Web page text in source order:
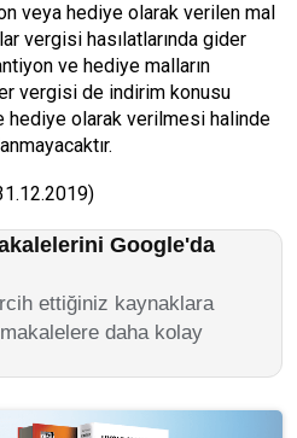
veya hediye olarak verilen mal
vergisi hasılatlarında gider
ve hediye malların
vergisi de indirim konusu
hediye olarak verilmesi halinde
Google'da
ettiğiniz kaynaklara
daha kolay